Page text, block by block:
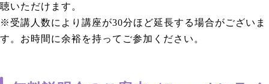
聴いただけます。
※受講人数により講座が30分ほど延長する場合がございま
す。お時間に余裕を持ってご参加ください。